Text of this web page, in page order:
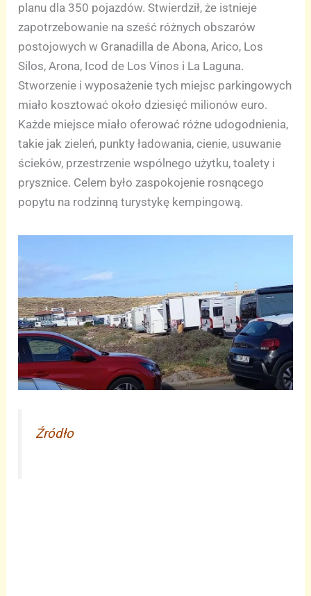
planu dla 350 pojazdów. Stwierdził, że istnieje
zapotrzebowanie na sześć różnych obszarów
postojowych w Granadilla de Abona, Arico, Los
Silos, Arona, Icod de Los Vinos i La Laguna.
Stworzenie i wyposażenie tych miejsc parkingowych
miało kosztować około dziesięć milionów euro.
Każde miejsce miało oferować różne udogodnienia,
takie jak zieleń, punkty ładowania, cienie, usuwanie
ścieków, przestrzenie wspólnego użytku, toalety i
prysznice. Celem było zaspokojenie rosnącego
popytu na rodzinną turystykę kempingową.
Źródło